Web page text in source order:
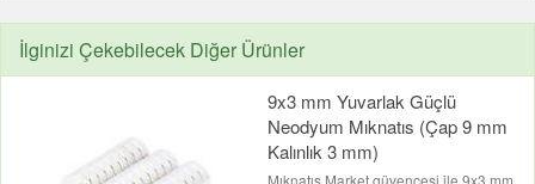
İlginizi Çekebilecek Diğer Ürünler
9x3 mm Yuvarlak Güçlü
Neodyum Mıknatıs (Çap 9 mm
Kalınlık 3 mm)
Mıknatıs Market güvencesi ile 9x3 mm